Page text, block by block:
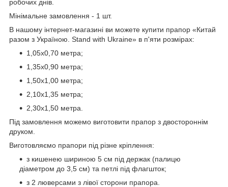
робочих днів.
Мінімальне замовлення - 1 шт.
В нашому інтернет-магазині ви можете купити прапор «Китай
разом з Україною. Stand with Ukraine» в п'яти розмірах:
1,05х0,70 метра;
1,35х0,90 метра;
1,50х1,00 метра;
2,10х1,35 метра;
2,30х1,50 метра.
Під замовлення можемо виготовити прапор з двостороннім
друком.
Виготовляємо прапори під різне кріплення:
з кишенею шириною 5 см під держак (палицю
діаметром до 3,5 см) та петлі під флагшток;
з 2 люверсами з лівої сторони прапора.